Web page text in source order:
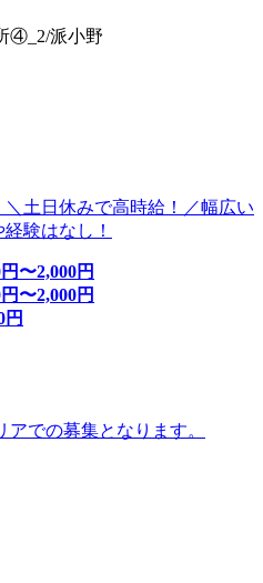
④_2/派小野
＼土日休みで高時給！／幅広い
験はなし！
円〜2,000円
円〜2,000円
円
での募集となります。